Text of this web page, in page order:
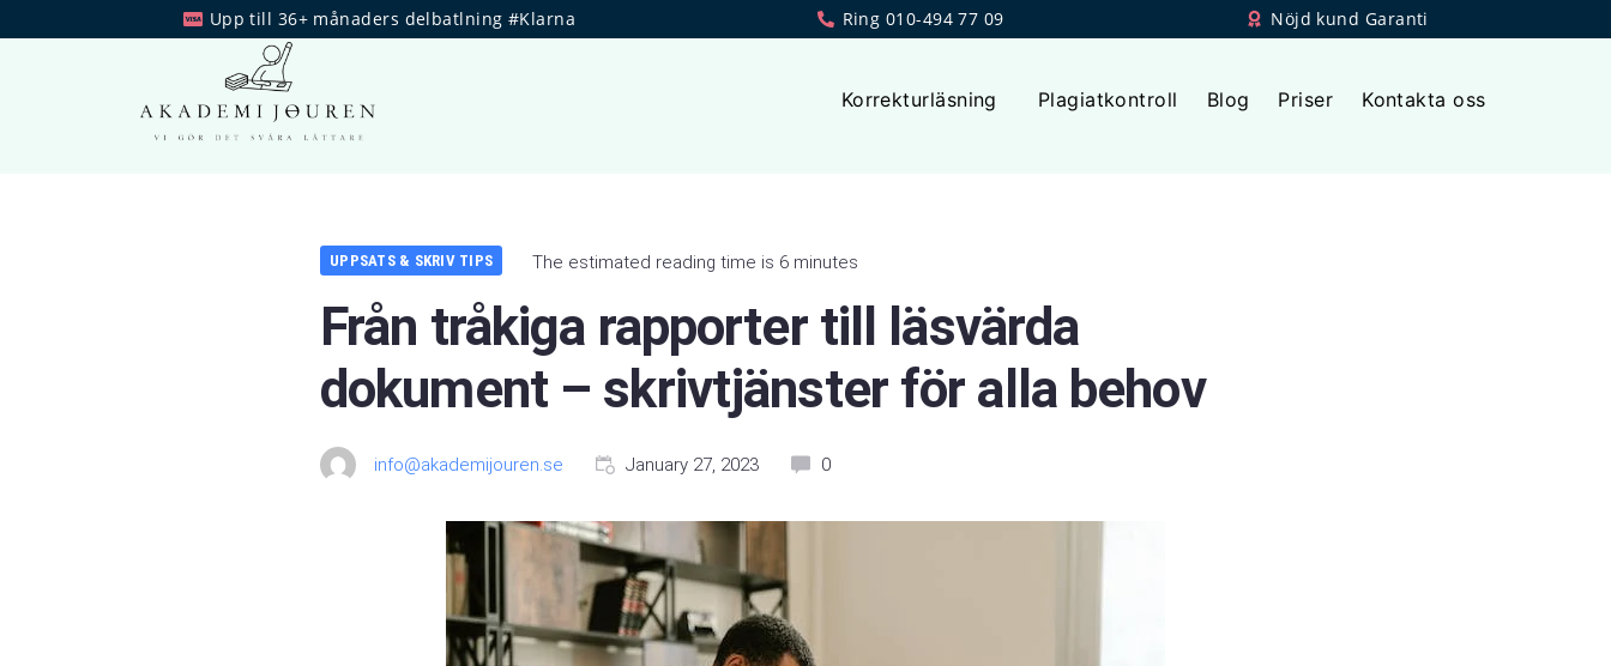
Upp till 36+ månaders delbatlning #Klarna Ring 010-494 77 09 Nöjd kund Garanti
Korrekturläsning Plagiatkontroll Blog Priser Kontakta oss
UPPSATS & SKRIV TIPS The estimated reading time is 6 minutes
Från tråkiga rapporter till läsvärda
dokument – skrivtjänster för alla behov
info@akademijouren.se January 27, 2023 0